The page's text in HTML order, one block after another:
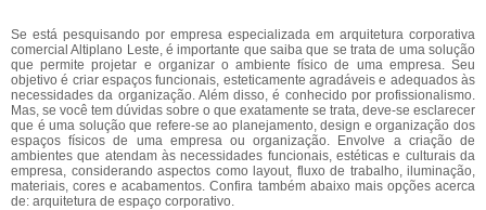
Se está pesquisando por empresa especializada em arquitetura corporativa
comercial Altiplano Leste, é importante que saiba que se trata de uma solução
que permite projetar e organizar o ambiente físico de uma empresa. Seu
objetivo é criar espaços funcionais, esteticamente agradáveis e adequados às
necessidades da organização. Além disso, é conhecido por profissionalismo.
Mas, se você tem dúvidas sobre o que exatamente se trata, deve-se esclarecer
que é uma solução que refere-se ao planejamento, design e organização dos
espaços físicos de uma empresa ou organização. Envolve a criação de
ambientes que atendam às necessidades funcionais, estéticas e culturais da
empresa, considerando aspectos como layout, fluxo de trabalho, iluminação,
materiais, cores e acabamentos. Confira também abaixo mais opções acerca
de: arquitetura de espaço corporativo.